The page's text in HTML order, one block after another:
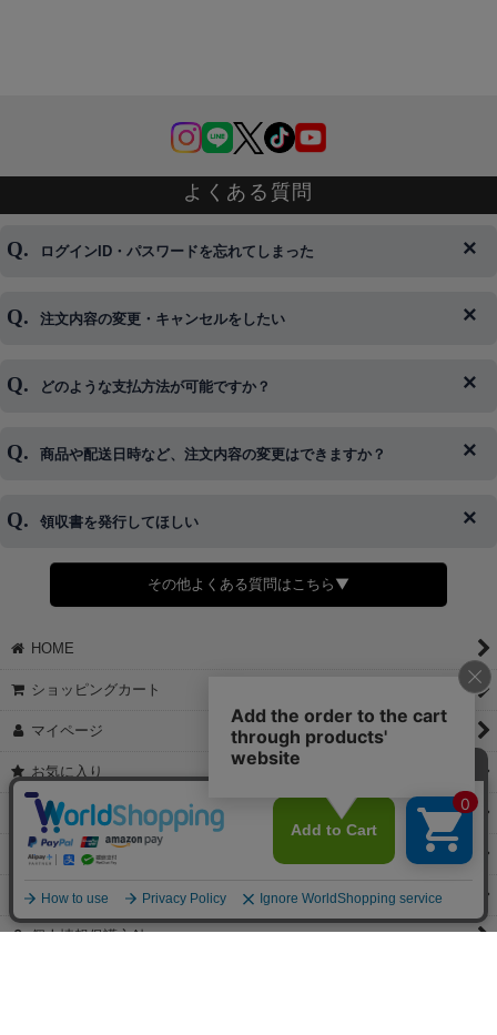
よくある質問
ログインID・パスワードを忘れてしまった
◆下記ページより、ログインIDの変更が可能です。
注文内容の変更・キャンセルをしたい
◆即日発送を行なっている関係上、午後以降のご連絡やキャンセル
※発送後、発送準備が完了しお手続きが間に合わない場合は変更、
どのような支払方法が可能ですか？
◆代金引換・クレジットカード・携帯キャリア決済・おねだり決
＞詳細は画像をタップ＜
商品や配送日時など、注文内容の変更はできますか？
◆商品発送前の変更は承っております。
さい。
領収書を発行してほしい
◆領収書はご希望頂いた場合のみ発行しております。
【これからご注文する場合】
STEP2「お届け先・お支払い」ページにて備考欄に下記の記載をお
願いします。
②宛名（空欄は上様は不可）
③但し書き（空欄やお品代は不可）
【すでにご注文が完了している場合】
①お電話・メール・LINEにて領収書希望の連絡をお願い致します
②後日、郵送にて領収書を送らせて頂きます。
①マイページから購入履歴→購入内容→領収書発行を選択。
②後日、郵送にて領収書を送らせて頂きます。
その他よくある質問はこちら▼
HOME
ショッピングカート
マイページ
お気に入り
特定商取引法表示
ご利用案内
お問い合せ
個人情報保護方針